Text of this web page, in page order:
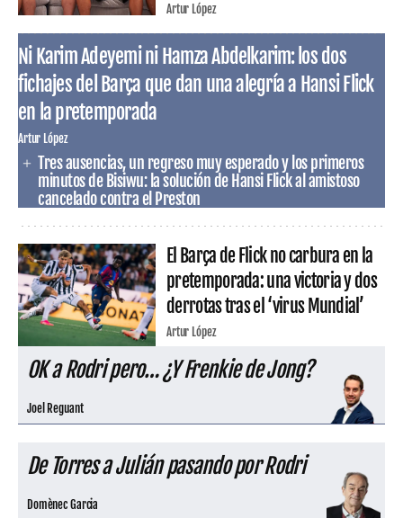
Artur López
Ni Karim Adeyemi ni Hamza Abdelkarim: los dos
fichajes del Barça que dan una alegría a Hansi Flick
en la pretemporada
Artur López
Tres ausencias, un regreso muy esperado y los primeros
minutos de Bisiwu: la solución de Hansi Flick al amistoso
cancelado contra el Preston
El Barça de Flick no carbura en la
pretemporada: una victoria y dos
derrotas tras el ‘virus Mundial’
Artur López
OK a Rodri pero… ¿Y Frenkie de Jong?
Joel Reguant
De Torres a Julián pasando por Rodri
Domènec Garcia